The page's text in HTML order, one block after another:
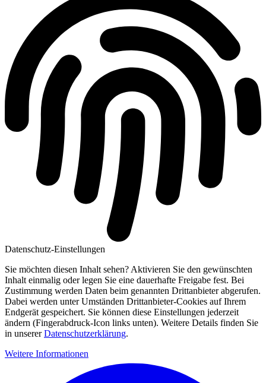
Datenschutz-Einstellungen
Sie möchten diesen Inhalt sehen? Aktivieren Sie den gewünschten
Inhalt einmalig oder legen Sie eine dauerhafte Freigabe fest. Bei
Zustimmung werden Daten beim genannten Drittanbieter abgerufen.
Dabei werden unter Umständen Drittanbieter-Cookies auf Ihrem
Endgerät gespeichert. Sie können diese Einstellungen jederzeit
ändern (Fingerabdruck-Icon links unten). Weitere Details finden Sie
in unsererDatenschutzerklärung.
Weitere Informationen